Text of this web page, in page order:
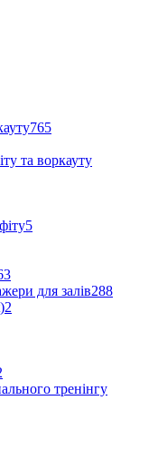
765
та воркауту
5
для залів288
2
тренінгу